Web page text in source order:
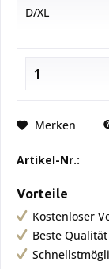
Merken
Artikel-Nr.:
Vorteile
Kostenloser
Beste